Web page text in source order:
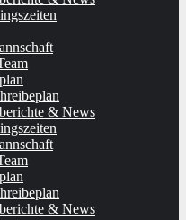
& News
& News